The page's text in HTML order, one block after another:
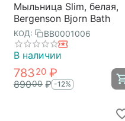
Мыльница Slim, белая,
Bergenson Bjorn Bath
КОД: BB0001006
В наличии
78320 ₽
89000 ₽ -12%